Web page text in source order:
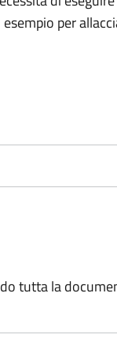
per
tutta la